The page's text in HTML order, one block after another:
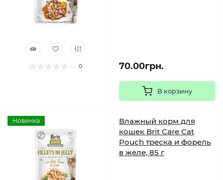
0 70.00грн.
В корзину
Новинка
Влажный корм для
кошек Brit Care Cat
Pouch треска и форель
в желе, 85 г